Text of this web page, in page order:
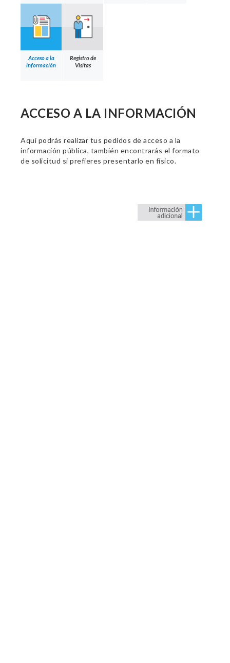
Acceso a la
información
Registro de
Visitas
ACCESO A LA INFORMACIÓN
Aquí podrás realizar tus pedidos de acceso a la
información pública, también encontrarás el formato
de solicitud si prefieres presentarlo en físico.